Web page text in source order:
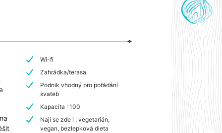
Wi-fi
Zahrádka/terasa
Podnik vhodný pro pořádání
svateb
Kapacita : 100
Nají se zde i : vegetarián,
vegan, bezlepková dieta